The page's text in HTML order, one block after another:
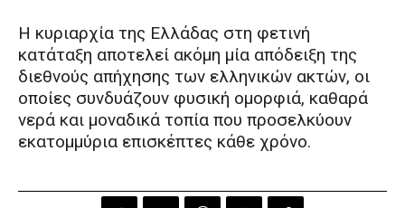
Η κυριαρχία της Ελλάδας στη φετινή
κατάταξη αποτελεί ακόμη μία απόδειξη της
διεθνούς απήχησης των ελληνικών ακτών, οι
οποίες συνδυάζουν φυσική ομορφιά, καθαρά
νερά και μοναδικά τοπία που προσελκύουν
εκατομμύρια επισκέπτες κάθε χρόνο.